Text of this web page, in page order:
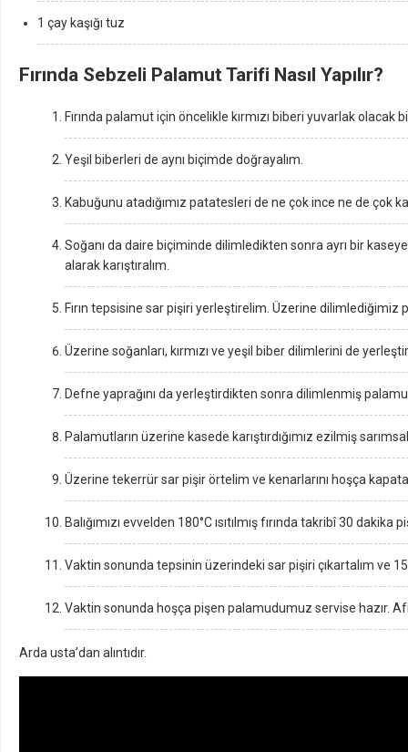
1 çay kaşığı tuz
Fırında Sebzeli Palamut Tarifi Nasıl Yapılır?
Fırında palamut için öncelikle kırmızı biberi yuvarlak olacak
Yeşil biberleri de aynı biçimde doğrayalım.
Kabuğunu atadığımız patatesleri de ne çok ince ne de çok
Soğanı da daire biçiminde dilimledikten sonra ayrı bir
alarak karıştıralım.
Fırın tepsisine sar pişiri yerleştirelim. Üzerine
Üzerine soğanları, kırmızı ve yeşil biber dilimlerini de
Defne yaprağını da yerleştirdikten sonra dilimlenmiş
Palamutların üzerine kasede karıştırdığımız ezilmiş
Üzerine tekerrür sar pişir örtelim ve kenarlarını hoşça
Balığımızı evvelden 180°C ısıtılmış fırında takribî 30
Vaktin sonunda tepsinin üzerindeki sar pişiri çıkartalım ve
Vaktin sonunda hoşça pişen palamudumuz servise hazır.
Arda usta’dan alıntıdır.